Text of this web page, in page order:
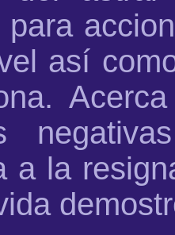
para
así
a la